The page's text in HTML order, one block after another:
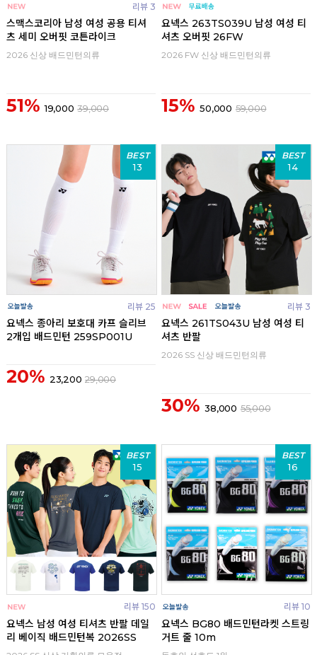
리뷰 3
스맥스코리아 남성 여성 공용 티셔
츠 세미 오버핏 코튼라이크
2026 신상 배드민턴의류
51% 19,000 39,000
요넥스 263TS039U 남성 여성 티
셔츠 오버핏 26FW
2026 FW 신상 배드민턴의류
15% 50,000 59,000
BEST
13
리뷰 25
요넥스 종아리 보호대 카프 슬리브
2개입 배드민턴 259SP001U
20% 23,200 29,000
BEST
14
리뷰 3
요넥스 261TS043U 남성 여성 티
셔츠 반팔
2026 SS 신상 배드민턴의류
30% 38,000 55,000
BEST
15
리뷰 150
요넥스 남성 여성 티셔츠 반팔 데일
리 베이직 배드민턴복 2026SS
BEST
16
리뷰 10
요넥스 BG80 배드민턴라켓 스트링
거트 줄 10m